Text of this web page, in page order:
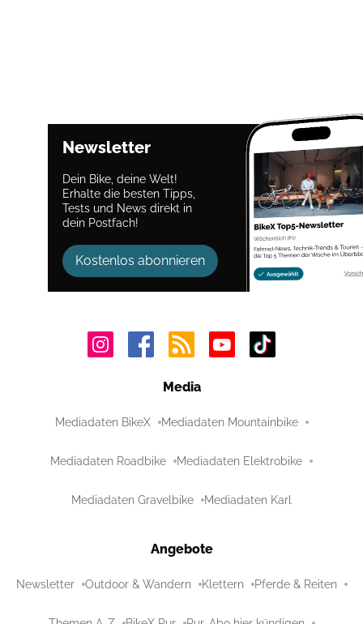
Newsletter
Dein Bike, deine Welt!
Erhalte die besten Tipps,
Tests und News direkt in
dein Postfach!
Kostenlos abonnieren
Media
Mediadaten BikeX Mediadaten Mountainbike
Mediadaten Roadbike Mediadaten Elektrobike
Mediadaten Gravelbike Mediadaten Karl
Angebote
Newsletter Outdoor & Wandern Klettern Pferde & Reiten